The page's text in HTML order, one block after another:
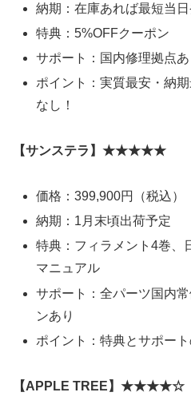
納期：在庫あれば最短当
特典：5%OFFクーポン
サポート：国内修理拠点
ポイント：実質最安・納
なし！
【サンステラ】★★★★★
価格：399,900円（税込）
納期：1月末頃出荷予定
特典：フィラメント4巻、
マニュアル
サポート：全パーツ国内
ンあり
ポイント：特典とサポート
【APPLE TREE】★★★★☆